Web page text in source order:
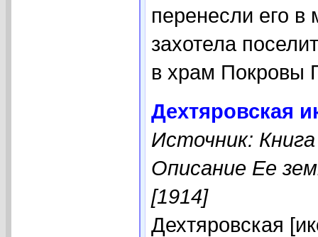
перенесли его
захотела
в храм Покровы
Дехтяровская
Источник:
Описание Ее
[1914]
Дехтяровская